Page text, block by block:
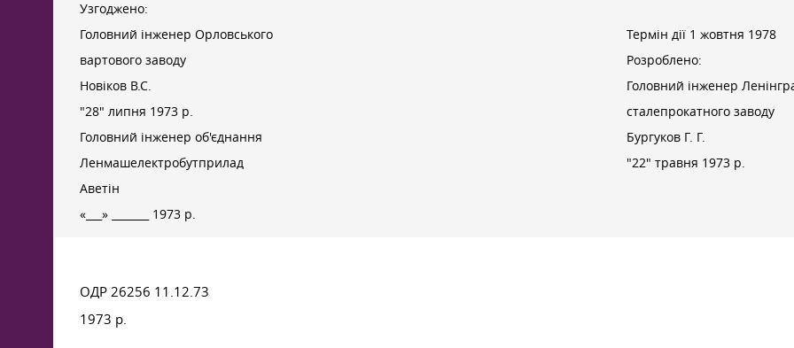
Узгоджено:
Головний інженер Орловського
вартового заводу
Новіков В.С.
"28" липня 1973 р.
Головний інженер об'єднання
Ленмашелектробутприлад
Аветін
«___» _______ 1973 р.
Термін дії 1 жовтня 1978
Розроблено:
Головний інженер
сталепрокатного заводу
Бургуков Г. Г.
"22" травня 1973 р.
ОДР 26256 11.12.73
1973 р.